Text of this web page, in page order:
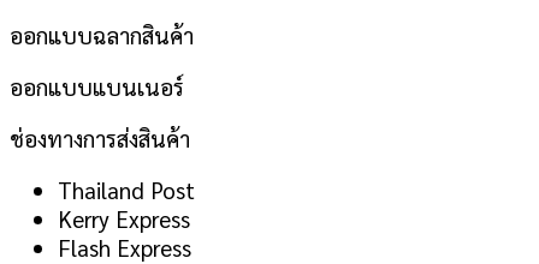
ออกแบบฉลากสินค้า
ออกแบบแบนเนอร์
ช่องทางการส่งสินค้า
Thailand Post
Kerry Express
Flash Express